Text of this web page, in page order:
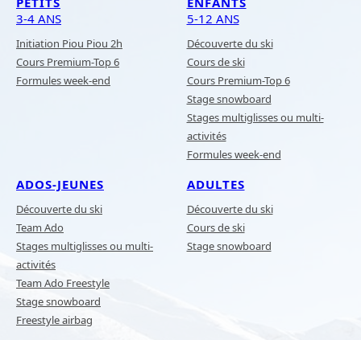
3-4 ANS
Initiation Piou Piou 2h
Cours Premium-Top 6
Formules week-end
5-12 ANS
Découverte du ski
Cours de ski
Cours Premium-Top 6
Stage snowboard
Stages multiglisses ou multi-
activités
Formules week-end
ADOS-JEUNES
Découverte du ski
Team Ado
Stages multiglisses ou multi-
activités
Team Ado Freestyle
Stage snowboard
Freestyle airbag
ADULTES
Découverte du ski
Cours de ski
Stage snowboard